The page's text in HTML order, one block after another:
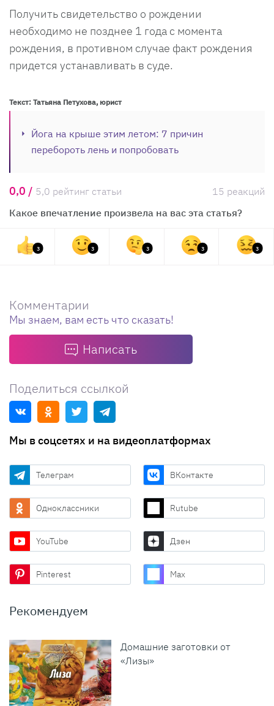
Получить свидетельство о рождении
необходимо не позднее 1 года с момента
рождения, в противном случае факт рождения
придется устанавливать в суде.
Текст: Татьяна Петухова, юрист
Йога на крыше этим летом: 7 причин
перебороть лень и попробовать
0,0 / 5,0 рейтинг статьи
15 реакций
Какое впечатление произвела на вас эта статья?
3 3 3 3 3
Комментарии
Мы знаем, вам есть что сказать!
Написать
Поделиться ссылкой
Мы в соцсетях и на видеоплатформах
Телеграм ВКонтакте
Одноклассники Rutube
YouTube Дзен
Pinterest Max
Рекомендуем
Домашние заготовки от
«Лизы»